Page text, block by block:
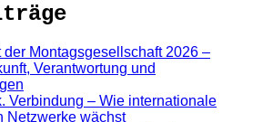
der Montagsgesellschaft 2026 –
Verantwortung und
Verbindung – Wie internationale
Netzwerke wächst